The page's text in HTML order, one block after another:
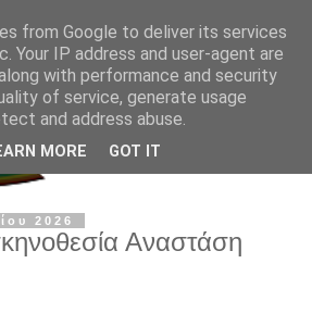
2026
Αναστάση
from Google to deliver its services
Your IP address and user-agent are
with performance and security
of service, generate usage
and address abuse.
MORE GOT IT